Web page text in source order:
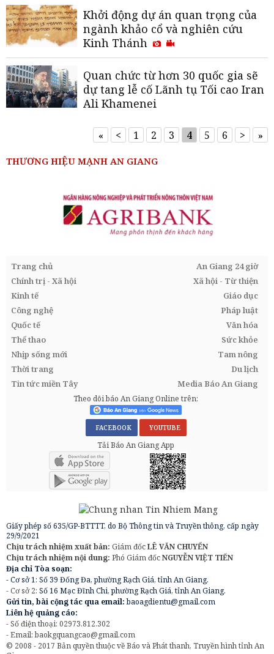
Khởi động dự án quan trọng của
ngành khảo cổ và nghiên cứu
Kinh Thánh
Quan chức từ hơn 30 quốc gia sẽ
dự tang lễ cố Lãnh tụ Tối cao Iran
Ali Khamenei
« < 1 2 3 4 5 6 > »
THƯƠNG HIỆU MẠNH AN GIANG
Trang chủ
An Giang 24 giờ
Chính trị - Xã hội
Xã hội - Từ thiện
Kinh tế
Giáo dục
Công nghệ
Pháp luật
Quốc tế
Văn hóa
Thể thao
Sức khỏe
Nhịp sống mới
Tam nông
Thời trang
Du lịch
Tin tức miền Tây
Media Báo An Giang
Theo dõi báo An Giang Online trên:
FACEBOOK YOUTUBE
Tải Báo An Giang App
Giấy phép số 635/GP-BTTTT, do Bộ Thông tin và Truyền thông, cấp ngày
29/9/2021
Chịu trách nhiệm xuất bản: Giám đốcLÊ VĂN CHUYỂN
Chịu trách nhiệm nội dung: Phó Giám đốcNGUYỄN VIỆT TIẾN
Địa chỉ Tòa soạn:
- Cơ sở 1: Số 39 Đống Đa, phường Rạch Giá, tỉnh An Giang.
- Cơ sở 2: Số 16 Mạc Đĩnh Chi, phường Rạch Giá, tỉnh An Giang.
Gửi tin, bài cộng tác qua email:baoagdientu@gmail.com
Liên hệ quảng cáo:
- Số điện thoại: 02973.812.302
- Email:baokgquangcao@gmail.com
© 2008 - 2017 Bản quyền thuộc về Báo và Phát thanh, Truyền hình tỉnh An